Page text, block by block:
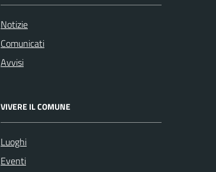
Notizie
Comunicati
Avvisi
VIVERE IL COMUNE
Luoghi
Eventi